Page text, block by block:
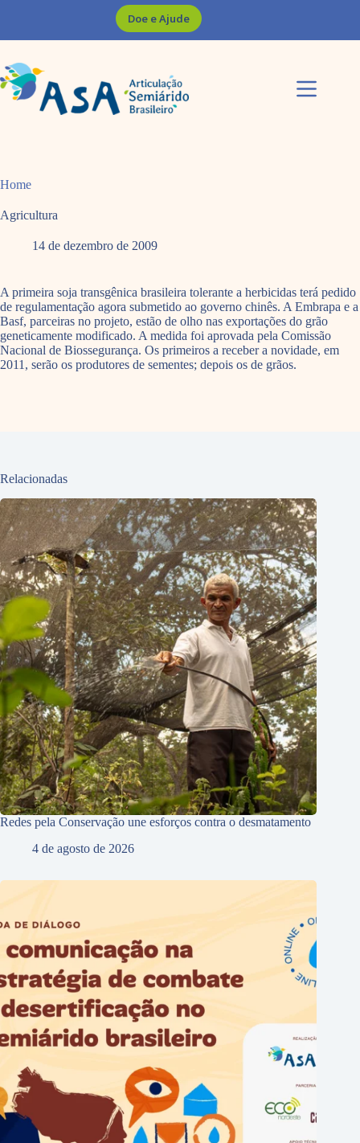
Doe e Ajude
Home
Agricultura
14 de dezembro de 2009
A primeira soja transgênica brasileira tolerante a herbicidas terá pedido
de regulamentação agora submetido ao governo chinês. A Embrapa e a
Basf, parceiras no projeto, estão de olho nas exportações do grão
geneticamente modificado. A medida foi aprovada pela Comissão
Nacional de Biossegurança. Os primeiros a receber a novidade, em
2011, serão os produtores de sementes; depois os de grãos.
Relacionadas
Redes pela Conservação une esforços contra o desmatamento
4 de agosto de 2026